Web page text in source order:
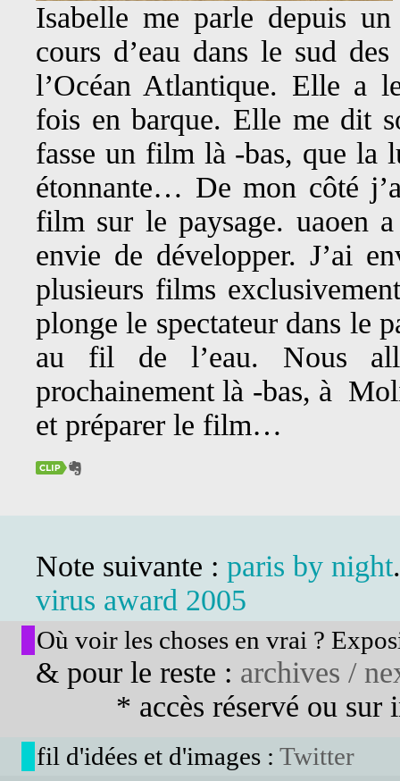
Isabelle me parle depuis
cours d’eau dans le sud
l’Océan Atlantique. Elle a
fois en barque. Elle me dit
fasse un film là -bas, que la
étonnante… De mon côté
film sur le paysage. uaoen
envie de développer. J’ai
plusieurs films
plonge le spectateur dans le
au fil de l’eau. Nous
prochainement là -bas, à
et préparer le film…
Note suivante : paris by night
virus award 2005
Où voir les choses en vrai ?
& pour le reste : archives /
* accès réservé ou sur
fil d'idées et d'images : Twitter